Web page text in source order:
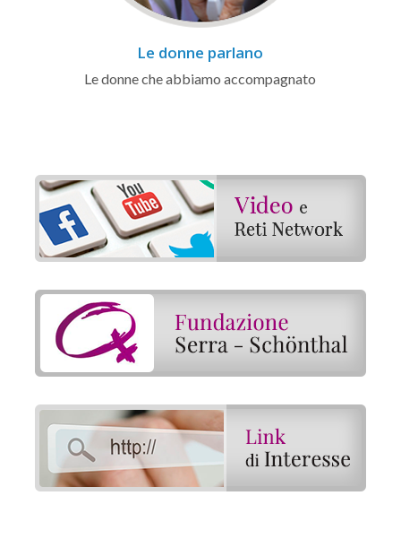
Le donne parlano
Le donne che abbiamo accompagnato